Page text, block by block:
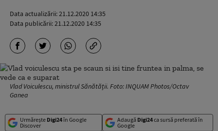
Data actualizării:21.12.2020 14:35
Data publicării:21.12.2020 14:35
Vlad Voiculescu, ministrul Sănătății. Foto: INQUAM Photos/Octav
Ganea
Urmărește Digi24în Google
Discover
Adaugă Digi24ca sursă preferată în
Google